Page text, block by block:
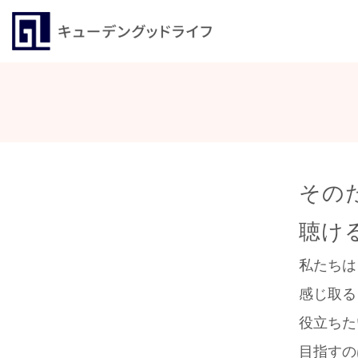
その
聴け
私たち
感じ取
役立ち
目指す